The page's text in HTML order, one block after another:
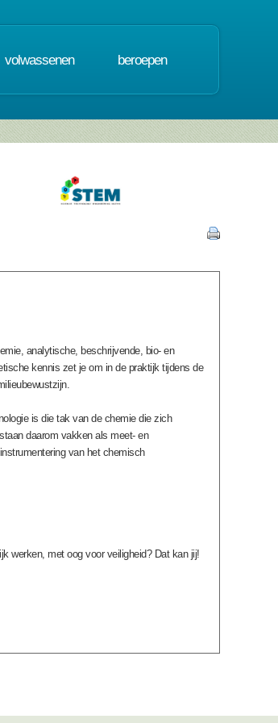
volwassenen beroepen
analytische, beschrijvende, bio- en
kennis zet je om in de praktijk tijdens de
is die tak van de chemie die zich
daarom vakken als meet- en
van het chemisch
werken, met oog voor veiligheid? Dat kan jij!